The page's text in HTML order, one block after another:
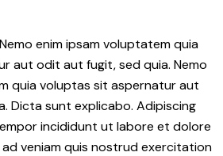
enim ipsam voluptatem quia
aut odit aut fugit, sed quia. Nemo
quia voluptas sit aspernatur aut
Dicta sunt explicabo. Adipiscing
incididunt ut labore et dolore
ad veniam quis nostrud exercitation